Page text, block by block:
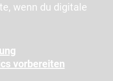
wenn du digitale
vorbereiten